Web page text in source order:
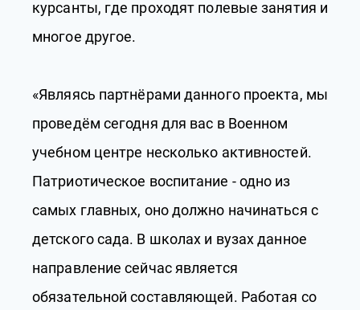
курсанты, где проходят полевые занятия и
многое другое.
«Являясь партнёрами данного проекта, мы
проведём сегодня для вас в Военном
учебном центре несколько активностей.
Патриотическое воспитание - одно из
самых главных, оно должно начинаться с
детского сада. В школах и вузах данное
направление сейчас является
обязательной составляющей. Работая со